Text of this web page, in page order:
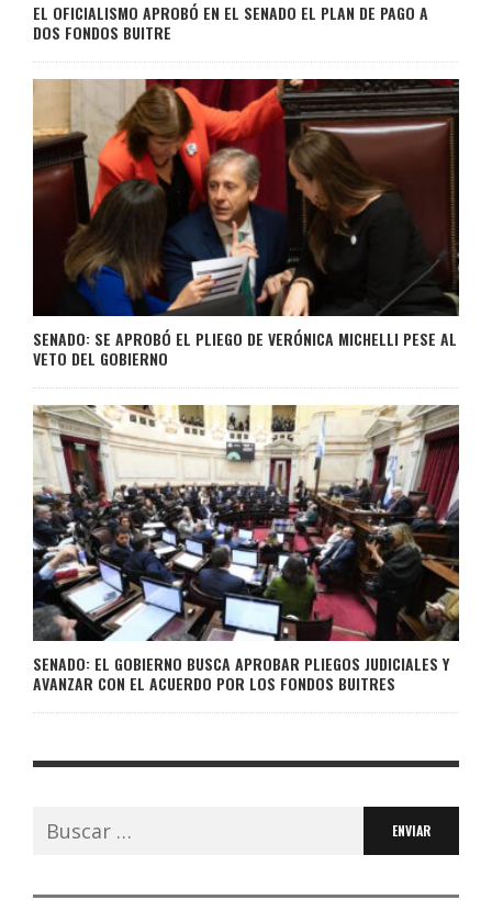
EL OFICIALISMO APROBÓ EN EL SENADO EL PLAN DE PAGO A
DOS FONDOS BUITRE
SENADO: SE APROBÓ EL PLIEGO DE VERÓNICA MICHELLI PESE AL
VETO DEL GOBIERNO
SENADO: EL GOBIERNO BUSCA APROBAR PLIEGOS JUDICIALES Y
AVANZAR CON EL ACUERDO POR LOS FONDOS BUITRES
Buscar: